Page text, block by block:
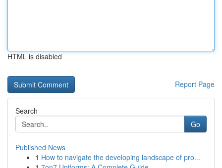
HTML is disabled
Report Page
Search
Go
Published News
1 How to navigate the developing landscape of pro...